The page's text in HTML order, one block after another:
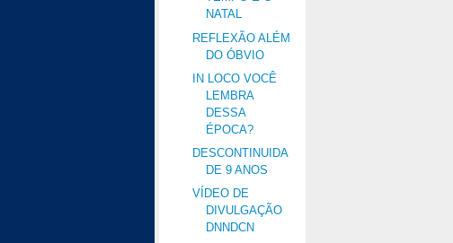
NATAL
REFLEXÃO ALÉM
DO ÓBVIO
IN LOCO VOCÊ
LEMBRA
DESSA
ÉPOCA?
DESCONTINUIDA
DE 9 ANOS
VÍDEO DE
DIVULGAÇÃO
DNNDCN